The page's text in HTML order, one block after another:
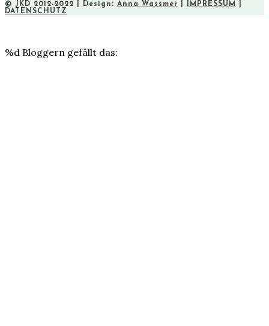
© JKD 2012-2022 | Design: Anna Wassmer IMPRESSUM
DATENSCHUTZ
%d Bloggern gefällt das: